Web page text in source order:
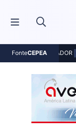
FonteCEPEA
MILHO - INDICADOR